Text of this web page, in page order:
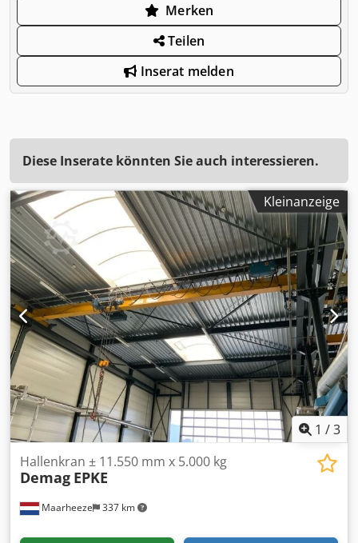
Merken
Teilen
Inserat melden
Diese Inserate könnten Sie auch interessieren.
Kleinanzeige
1 /3
Maarheeze 337 km
Hallenkran ± 11.550 mm x 5.000 kg
Demag EPKE